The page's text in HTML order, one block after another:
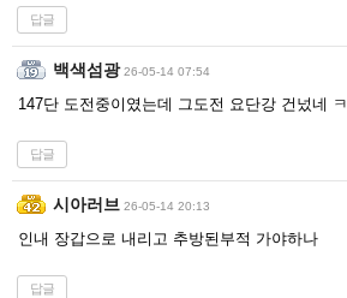
답글
백색섬광 26-05-14 07:54
147단 도전중이였는데 그도전 요단강 건넜네 ㅋ
답글
시아러브 26-05-14 20:13
인내 장갑으로 내리고 추방된부적 가야하나
답글